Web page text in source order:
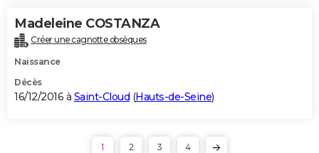
Madeleine COSTANZA
Créer une cagnotte obsèques
Naissance
Décès
16/12/2016 à Saint-Cloud (Hauts-de-Seine)
1 2 3 4